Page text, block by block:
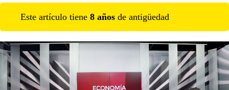
Este artículo tiene 8 años de antigüedad